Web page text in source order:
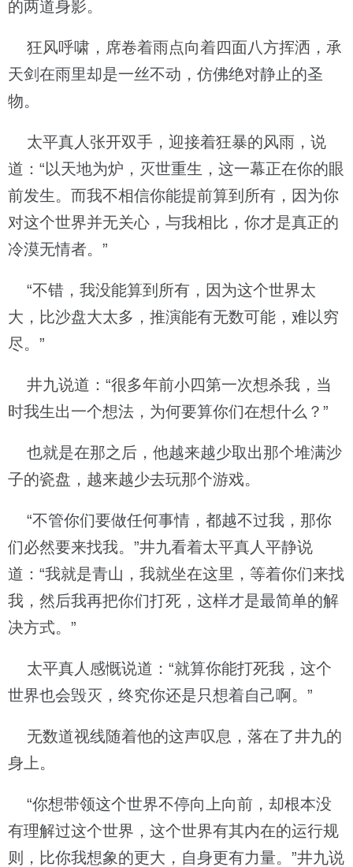
的两道身影。
狂风呼啸，席卷着雨点向着四面八方挥洒，承
天剑在雨里却是一丝不动，仿佛绝对静止的圣
物。
太平真人张开双手，迎接着狂暴的风雨，说
道：“以天地为炉，灭世重生，这一幕正在你的眼
前发生。而我不相信你能提前算到所有，因为你
对这个世界并无关心，与我相比，你才是真正的
冷漠无情者。”
“不错，我没能算到所有，因为这个世界太
大，比沙盘大太多，推演能有无数可能，难以穷
尽。”
井九说道：“很多年前小四第一次想杀我，当
时我生出一个想法，为何要算你们在想什么？”
也就是在那之后，他越来越少取出那个堆满沙
子的瓷盘，越来越少去玩那个游戏。
“不管你们要做任何事情，都越不过我，那你
们必然要来找我。”井九看着太平真人平静说
道：“我就是青山，我就坐在这里，等着你们来找
我，然后我再把你们打死，这样才是最简单的解
决方式。”
太平真人感慨说道：“就算你能打死我，这个
世界也会毁灭，终究你还是只想着自己啊。”
无数道视线随着他的这声叹息，落在了井九的
身上。
“你想带领这个世界不停向上向前，却根本没
有理解过这个世界，这个世界有其内在的运行规
则，比你我想象的更大，自身更有力量。”井九说